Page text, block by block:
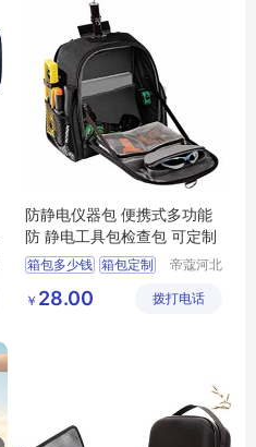
防静电仪器包 便携式多功能
防 静电工具包检查包 可定制
箱包多少钱 箱包定制
箱包厂家
帝蔻河北
有限公司
￥ 28.00 拨打电话